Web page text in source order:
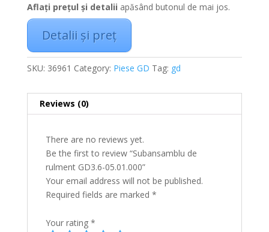
Aflați prețul și detalii apăsând butonul de mai jos.
Detalii și preț
SKU: 36961 Category: Piese GD Tag: gd
Reviews (0)
There are no reviews yet.
Be the first to review “Subansamblu de
rulment GD3.6-05.01.000”
Your email address will not be published.
Required fields are marked *
Your rating *